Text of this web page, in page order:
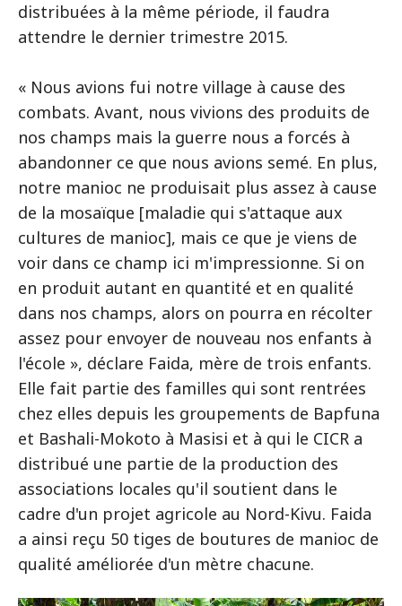
distribuées à la même période, il faudra
attendre le dernier trimestre 2015.
« Nous avions fui notre village à cause des
combats. Avant, nous vivions des produits de
nos champs mais la guerre nous a forcés à
abandonner ce que nous avions semé. En plus,
notre manioc ne produisait plus assez à cause
de la mosaïque [maladie qui s'attaque aux
cultures de manioc], mais ce que je viens de
voir dans ce champ ici m'impressionne. Si on
en produit autant en quantité et en qualité
dans nos champs, alors on pourra en récolter
assez pour envoyer de nouveau nos enfants à
l'école », déclare Faida, mère de trois enfants.
Elle fait partie des familles qui sont rentrées
chez elles depuis les groupements de Bapfuna
et Bashali-Mokoto à Masisi et à qui le CICR a
distribué une partie de la production des
associations locales qu'il soutient dans le
cadre d'un projet agricole au Nord-Kivu. Faida
a ainsi reçu 50 tiges de boutures de manioc de
qualité améliorée d'un mètre chacune.